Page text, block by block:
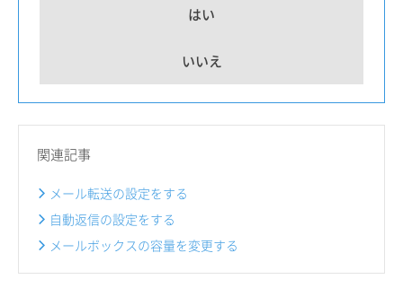
はい
いいえ
関連記事
メール転送の設定をする
自動返信の設定をする
メールボックスの容量を変更する